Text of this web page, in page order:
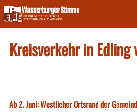
Skip
to
content
Kreisverkehr in
Ab 2. Juni: Westlicher Ortsrand der